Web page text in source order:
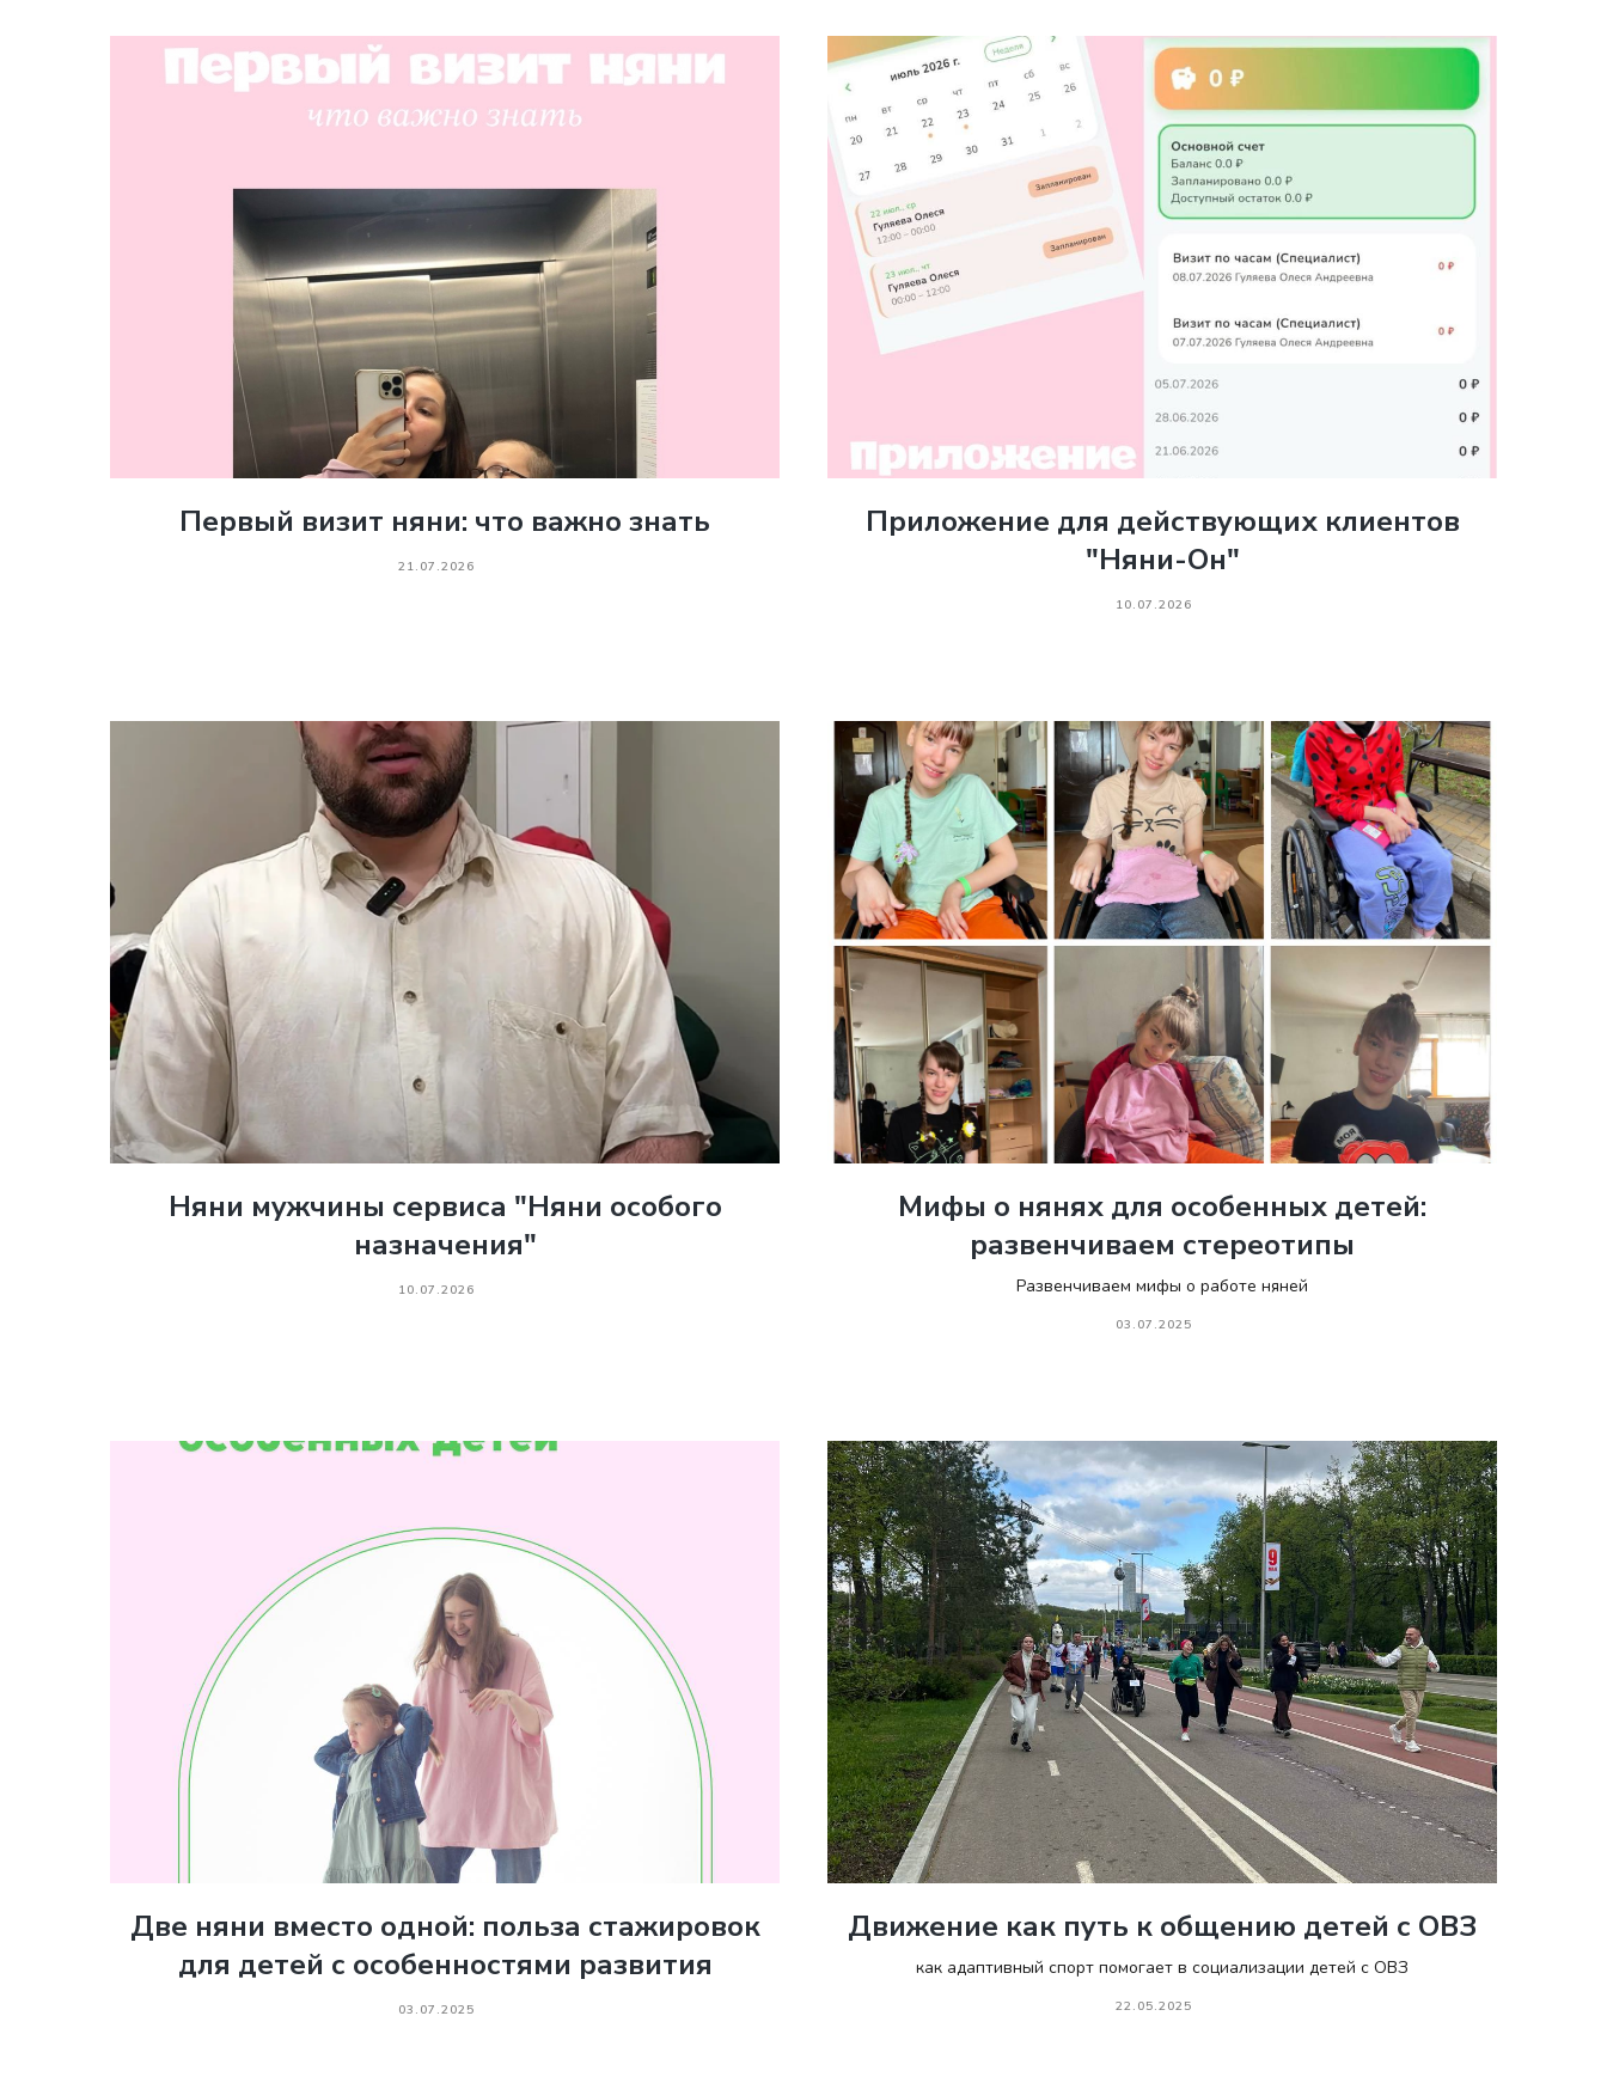
Первый визит няни: что важно знать
21.07.2026
Приложение для действующих клиентов
"Няни-Он"
10.07.2026
Няни мужчины сервиса "Няни особого
назначения"
10.07.2026
Мифы о нянях для особенных детей:
развенчиваем стереотипы
Развенчиваем мифы о работе няней
03.07.2025
Две няни вместо одной: польза стажировок
для детей с особенностями развития
03.07.2025
Движение как путь к общению детей с ОВЗ
как адаптивный спорт помогает в социализации детей с ОВЗ
22.05.2025